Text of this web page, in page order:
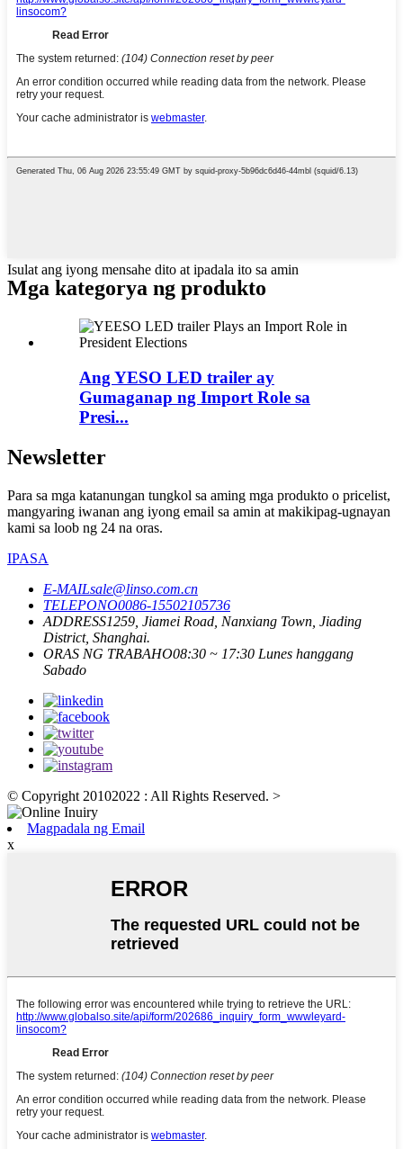
Isulat ang iyong mensahe dito at ipadala ito sa amin
Mga kategorya ng produkto
Ang YESO LED trailer ay
Gumaganap ng Import Role sa
Presi...
Newsletter
Para sa mga katanungan tungkol sa aming mga produkto o pricelist,
mangyaring iwanan ang iyong email sa amin at makikipag-ugnayan
kami sa loob ng 24 na oras.
IPASA
E-MAILsale@linso.com.cn
TELEPONO0086-15502105736
ADDRESS1259, Jiamei Road, Nanxiang Town, Jiading
District, Shanghai.
ORAS NG TRABAHO08:30 ~ 17:30 Lunes hanggang
Sabado
© Copyright 20102022 : All Rights Reserved. >
Magpadala ng Email
x